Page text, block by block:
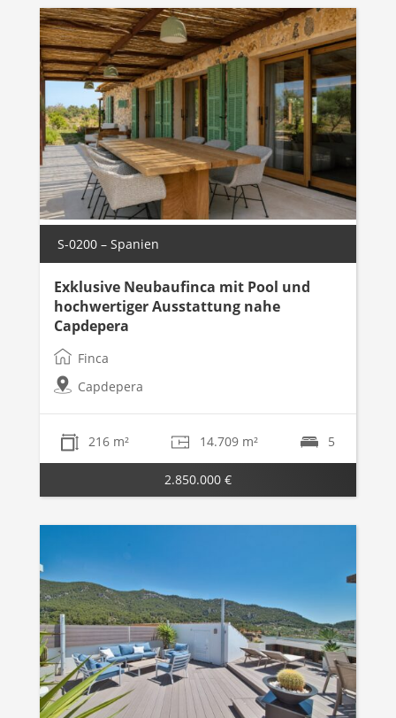
S-0200 – Spanien
Exklusive Neubaufinca mit Pool und
hochwertiger Ausstattung nahe
Capdepera
Finca
Capdepera
216 m² 14.709 m² 5
2.850.000 €